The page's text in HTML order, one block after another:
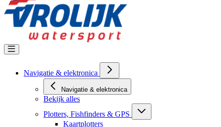
Navigatie & elektronica
Navigatie & elektronica
Bekijk alles
Plotters, Fishfinders & GPS
Kaartplotters